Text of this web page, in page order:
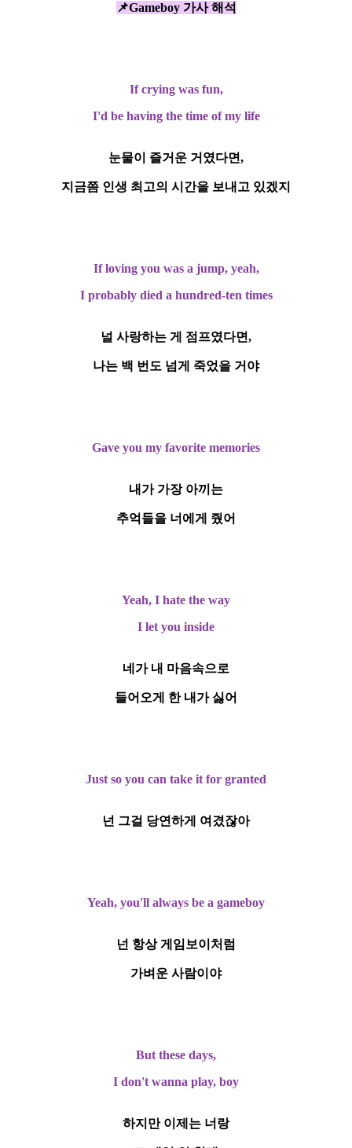
📌Gameboy 가사 해석
If crying was fun,
I'd be having the time of my life
눈물이 즐거운 거였다면,
지금쯤 인생 최고의 시간을 보내고 있겠지
If loving you was a jump, yeah,
I probably died a hundred-ten times
널 사랑하는 게 점프였다면,
나는 백 번도 넘게 죽었을 거야
Gave you my favorite memories
내가 가장 아끼는
추억들을 너에게 줬어
Yeah, I hate the way
I let you inside
네가 내 마음속으로
들어오게 한 내가 싫어
Just so you can take it for granted
넌 그걸 당연하게 여겼잖아
Yeah, you'll always be a gameboy
넌 항상 게임보이처럼
가벼운 사람이야
But these days,
I don't wanna play, boy
하지만 이제는 너랑